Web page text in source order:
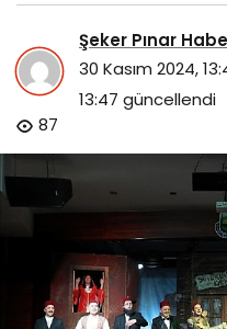
Şeker Pınar
30 Kasım 2024,
13:47 güncellendi
87